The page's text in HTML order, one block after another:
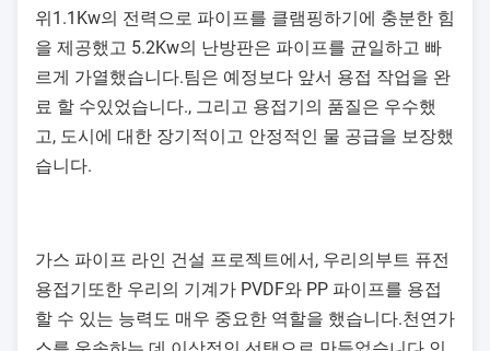
위1.1Kw의 전력으로 파이프를 클램핑하기에 충분한 힘
을 제공했고 5.2Kw의 난방판은 파이프를 균일하고 빠
르게 가열했습니다.팀은 예정보다 앞서 용접 작업을 완
료 할 수있었습니다., 그리고 용접기의 품질은 우수했
고, 도시에 대한 장기적이고 안정적인 물 공급을 보장했
습니다.
가스 파이프 라인 건설 프로젝트에서, 우리의부트 퓨전
용접기또한 우리의 기계가 PVDF와 PP 파이프를 용접
할 수 있는 능력도 매우 중요한 역할을 했습니다.천연가